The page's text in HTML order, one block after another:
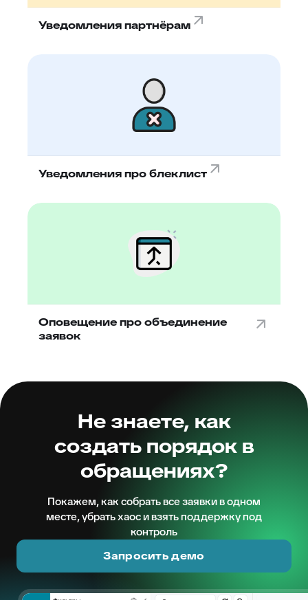
Уведомления партнёрам
Уведомления про блеклист
Оповещение про объединение
заявок
Не знаете, как
создать порядок в
обращениях?
Покажем, как собрать все заявки в одном
месте, убрать хаос и взять поддержку под
контроль
Запросить демо